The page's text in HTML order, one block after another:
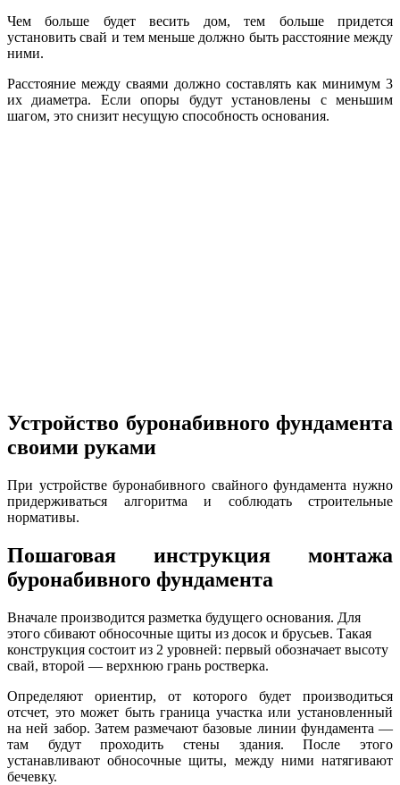
Чем больше будет весить дом, тем больше придется
установить свай и тем меньше должно быть расстояние между
ними.
Расстояние между сваями должно составлять как минимум 3
их диаметра. Если опоры будут установлены с меньшим
шагом, это снизит несущую способность основания.
Устройство буронабивного фундамента
своими руками
При устройстве буронабивного свайного фундамента нужно
придерживаться алгоритма и соблюдать строительные
нормативы.
Пошаговая инструкция монтажа
буронабивного фундамента
Вначале производится разметка будущего основания. Для
этого сбивают обносочные щиты из досок и брусьев. Такая
конструкция состоит из 2 уровней: первый обозначает высоту
свай, второй — верхнюю грань ростверка.
Определяют ориентир, от которого будет производиться
отсчет, это может быть граница участка или установленный
на ней забор. Затем размечают базовые линии фундамента —
там будут проходить стены здания. После этого
устанавливают обносочные щиты, между ними натягивают
бечевку.